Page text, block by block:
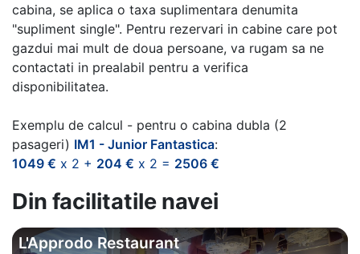
cabina, se aplica o taxa suplimentara denumita
"supliment single". Pentru rezervari in cabine care pot
gazdui mai mult de doua persoane, va rugam sa ne
contactati in prealabil pentru a verifica
disponibilitatea.
Exemplu de calcul - pentru o cabina dubla (2
pasageri) IM1 - Junior Fantastica:
1049 € x 2 + 204 € x 2 = 2506 €
Din facilitatile navei
L'Approdo Restaurant